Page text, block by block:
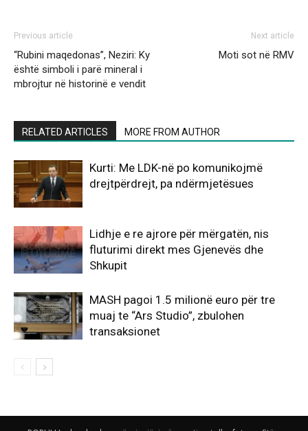
Previous article
“Rubini maqedonas”, Neziri: Ky
është simboli i parë mineral i
mbrojtur në historinë e vendit
Next article
Moti sot në RMV
RELATED ARTICLES MORE FROM AUTHOR
Kurti: Me LDK-në po komunikojmë
drejtpërdrejt, pa ndërmjetësues
Lidhje e re ajrore për mërgatën, nis
fluturimi direkt mes Gjenevës dhe
Shkupit
MASH pagoi 1.5 milionë euro për tre
muaj te “Ars Studio”, zbulohen
transaksionet